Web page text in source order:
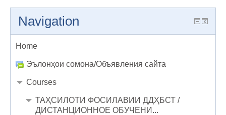
Navigation
Home
Эълонҳои сомона/Объявления сайта
Courses
ТАҲСИЛОТИ ФОСИЛАВИИ ДДҲБСТ /
ДИСТАНЦИОННОЕ ОБУЧЕНИ...